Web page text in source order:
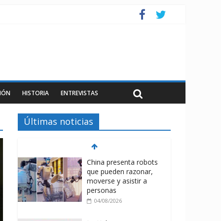
HISTORIA ENTREVISTAS
Últimas noticias
China presenta robots
que pueden razonar,
moverse y asistir a
personas
04/08/2026